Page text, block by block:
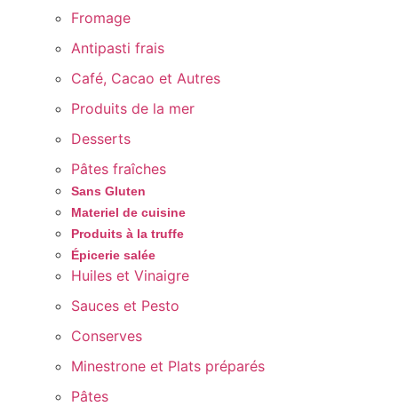
Fromage
Antipasti frais
Café, Cacao et Autres
Produits de la mer
Desserts
Pâtes fraîches
Sans Gluten
Materiel de cuisine
Produits à la truffe
Épicerie salée
Huiles et Vinaigre
Sauces et Pesto
Conserves
Minestrone et Plats préparés
Pâtes